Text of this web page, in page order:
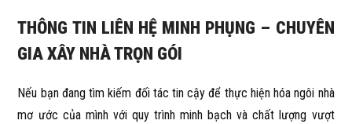
THÔNG TIN LIÊN HỆ MINH PHỤNG – CHUYÊN
GIA XÂY NHÀ TRỌN GÓI
Nếu bạn đang tìm kiếm đối tác tin cậy để thực hiện hóa ngôi nhà
mơ ước của mình với quy trình minh bạch và chất lượng vượt